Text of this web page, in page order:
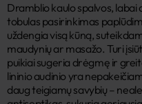
Dramblio kaulo spalvos, labai
tobulas pasirinkimas
uždengia visą kūną,
maudynių ar masažo. Turi
puikiai sugeria drėgmę ir
lininio audinio yra
daug teigiamų savybių –